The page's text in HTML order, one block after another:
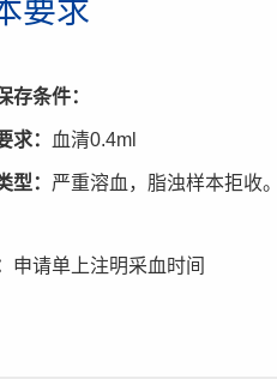
要求
存条件：
求： 血清0.4ml
型： 严重溶血，脂浊样本拒收。
申请单上注明采血时间